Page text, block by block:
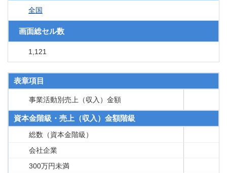
全国
画面総セル数
1,121
表章項目
事業活動別売上（収入）金額
資本金階級・売上（収入）金額階級
総数（資本金階級）
会社企業
300万円未満